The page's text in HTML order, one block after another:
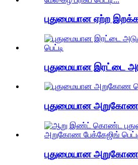
புதுமையான ஏற்ற
புதுமையான இரட்டை
புதுமையான அறுகோண
புதுமையான அறுகோண